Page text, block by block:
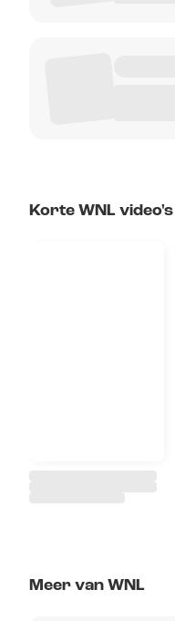
Korte WNL video's
Meer van WNL